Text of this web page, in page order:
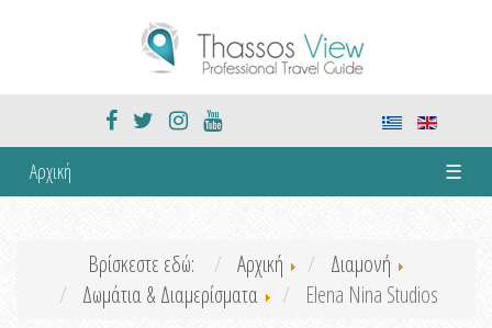
Αρχική ☰
Βρίσκεστε εδώ: Αρχική
Διαμονή
Δωμάτια & Διαμερίσματα
Elena Nina Studios